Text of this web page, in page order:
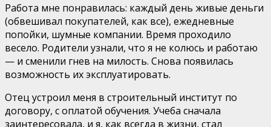
Работа мне понравилась: каждый день живые деньги
(обвешивал покупателей, как все), ежедневные
попойки, шумные компании. Время проходило
весело. Родители узнали, что я не колюсь и работаю
— и сменили гнев на милость. Снова появилась
возможность их эксплуатировать.
Отец устроил меня в строительный институт по
договору, с оплатой обучения. Учеба сначала
заинтересовала, и я, как всегда в жизни, стал